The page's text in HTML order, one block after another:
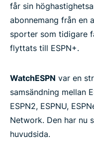
får sin
abonnemang från en
sporter som tidigare
flyttats till ESPN+.
WatchESPN var en
samsändning mellan
ESPN2, ESPNU,
Network. Den har nu
huvudsida.